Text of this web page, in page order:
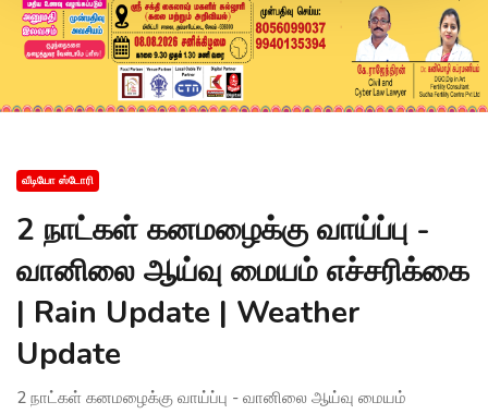
வீடியோ ஸ்டோரி
2 நாட்கள் கனமழைக்கு வாய்ப்பு -
வானிலை ஆய்வு மையம் எச்சரிக்கை
| Rain Update | Weather
Update
2 நாட்கள் கனமழைக்கு வாய்ப்பு - வானிலை ஆய்வு மையம்